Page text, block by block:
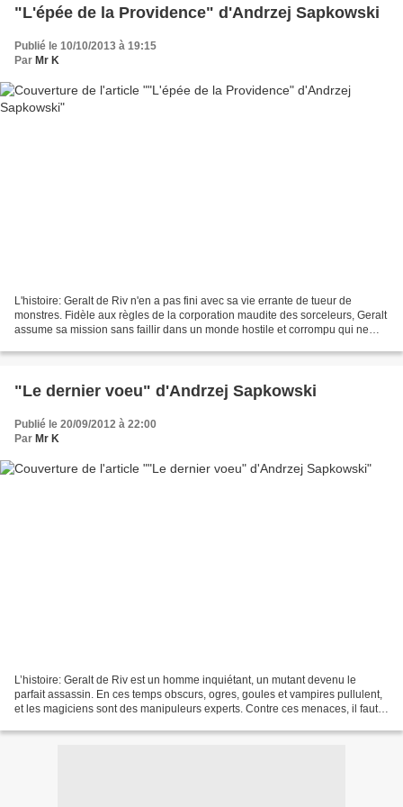
"L'épée de la Providence" d'Andrzej Sapkowski
Publié le 10/10/2013 à 19:15
Par Mr K
L'histoire: Geralt de Riv n'en a pas fini avec sa vie errante de tueur de
monstres. Fidèle aux règles de la corporation maudite des sorceleurs, Geralt
assume sa mission sans faillir dans un monde hostile et corrompu qui ne
"Le dernier voeu" d'Andrzej Sapkowski
Publié le 20/09/2012 à 22:00
Par Mr K
L’histoire: Geralt de Riv est un homme inquiétant, un mutant devenu le
parfait assassin. En ces temps obscurs, ogres, goules et vampires pullulent,
et les magiciens sont des manipuleurs experts. Contre ces menaces, il faut